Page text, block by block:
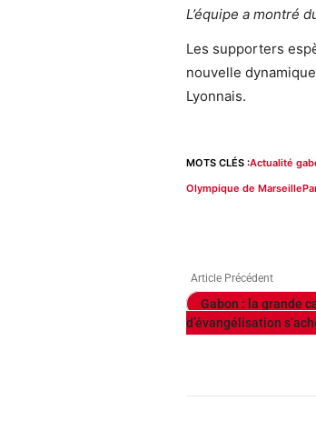
L’équipe a montré
Les supporters
nouvelle
Lyonnais.
MOTS CLÉS :Actualité
Olympique de Marseille
Article Précédent
Gabon : la grande
d’évangélisation